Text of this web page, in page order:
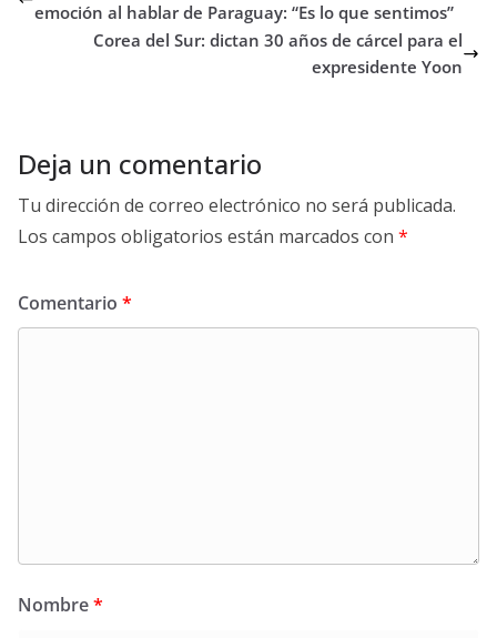
emoción al hablar de Paraguay: “Es lo que sentimos”
Corea del Sur: dictan 30 años de cárcel para el
expresidente Yoon
Deja un comentario
Tu dirección de correo electrónico no será publicada.
Los campos obligatorios están marcados con *
Comentario *
Nombre*